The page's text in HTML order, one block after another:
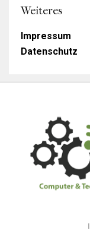
Weiteres
Impressum
Datenschutz